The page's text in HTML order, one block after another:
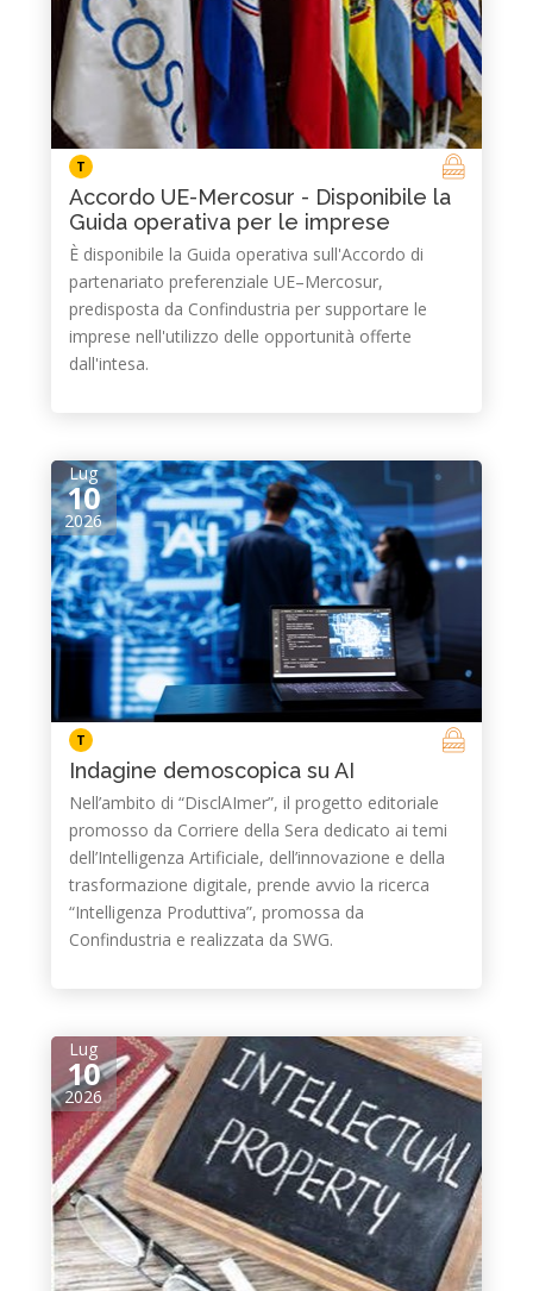
T
Accordo UE-Mercosur - Disponibile la
Guida operativa per le imprese
È disponibile la Guida operativa sull'Accordo di
partenariato preferenziale UE–Mercosur,
predisposta da Confindustria per supportare le
imprese nell'utilizzo delle opportunità offerte
dall'intesa.
Lug
10
2026
T
Indagine demoscopica su AI
Nell’ambito di “DisclAImer”, il progetto editoriale
promosso da Corriere della Sera dedicato ai temi
dell’Intelligenza Artificiale, dell’innovazione e della
trasformazione digitale, prende avvio la ricerca
“Intelligenza Produttiva”, promossa da
Confindustria e realizzata da SWG.
Lug
10
2026